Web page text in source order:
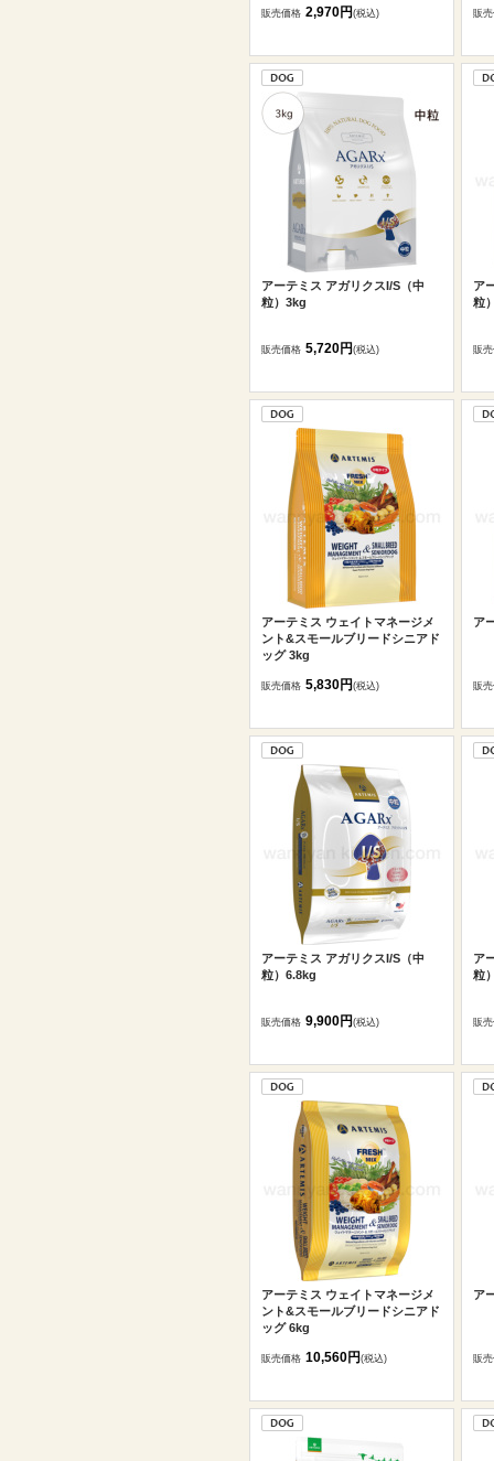
販売価格 2,970円(税込) 販
アーテミス アガリクスI/S（中
粒）3kg
販売価格 5,720円(税込)
ア
粒
販
アーテミス ウェイトマネージメ
ント&スモールブリードシニアド
ッグ 3kg
販売価格 5,830円(税込)
ア
販
アーテミス アガリクスI/S（中
粒）6.8kg
販売価格 9,900円(税込)
ア
粒
販
アーテミス ウェイトマネージメ
ント&スモールブリードシニアド
ッグ 6kg
販売価格 10,560円(税込)
ア
販